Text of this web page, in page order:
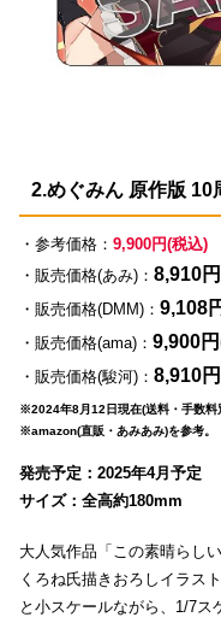
2.めぐみん 原作版 10
・参考価格： 9,900円(税込)
・販売価格(あみ)： 8,910
・販売価格(DMM)： 9,108
・販売価格(ama)： 9,900
・販売価格(駿河)： 8,910
※2024年8月12日現在(送料・手数料
※amazon(直販・あみあみ)を参考。
発売予定：2025年4月予定
サイズ：全高約180mm
大人気作品「この素晴らし
くろね氏描きおろしイラス
と小スケールながら、1/7ス